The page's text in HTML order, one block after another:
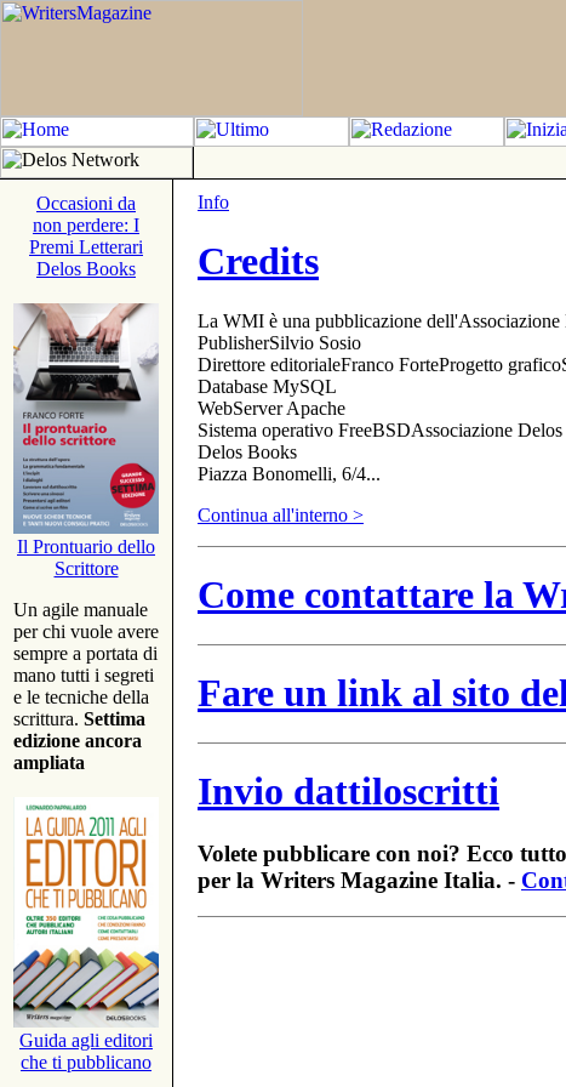
Occasioni da
non perdere: I
Premi Letterari
Delos Books
Il Prontuario dello
Scrittore
Un agile manuale
per chi vuole avere
sempre a portata di
mano tutti i segreti
e le tecniche della
scrittura. Settima
edizione ancora
ampliata
Guida agli editori
che ti pubblicano
Info
Credits
La WMI è una pubblicazione
PublisherSilvio Sosio
Direttore editorialeFranco ForteProgetto
Database MySQL
WebServer Apache
Sistema operativo FreeBSDAssociazione
Delos Books
Piazza Bonomelli, 6/4...
Continua all'interno >
Come contattare la
Fare un link al sito
Invio dattiloscritti
Volete pubblicare con noi? Ecco
per la Writers Magazine Italia. -